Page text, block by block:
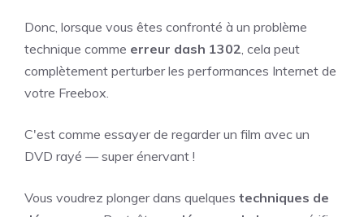
Donc, lorsque vous êtes confronté à un problème
technique comme erreur dash 1302 , cela peut
complètement perturber les performances Internet de
votre Freebox.
C'est comme essayer de regarder un film avec un
DVD rayé — super énervant !
Vous voudrez plonger dans quelques techniques de